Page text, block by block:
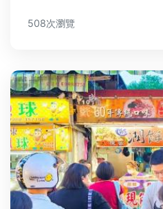
技巧和適合人群，幫助你
508次瀏覽